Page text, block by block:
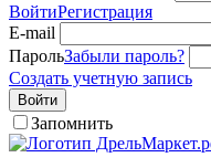
ВойтиРегистрация
E-mail
ПарольЗабыли пароль?
Создать учетную запись
Войти
Запомнить